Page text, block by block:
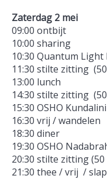
Zaterdag 2 mei
09:00 ontbijt
10:00 sharing
10:30 Quantum Light
11:30 stilte zitting
13:00 lunch
14:30 stilte zitting
15:30 OSHO
16:30 vrij / wandelen
18:30 diner
19:30 OSHO
20:30 stilte zitting
21:30 thee / vrij /